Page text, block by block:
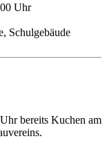
Uhr
Schulgebäude
bereits Kuchen am